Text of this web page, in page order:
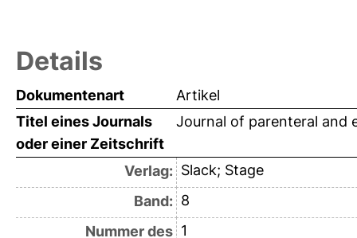
Details
Dokumentenart
Artikel
Titel eines Journals
oder einer Zeitschrift
Journal of parenteral and
Verlag: Slack; Stage
Band: 8
Nummer des 1